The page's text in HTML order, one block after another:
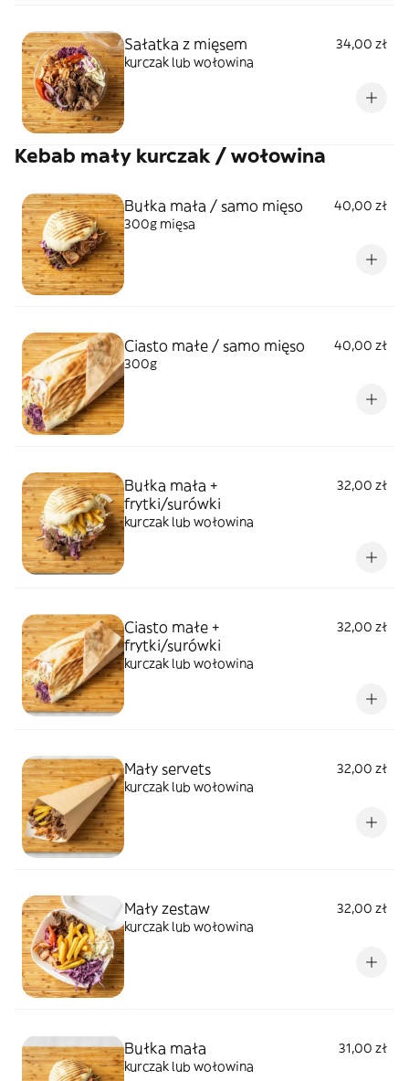
Sałatka z mięsem
34,00 zł
kurczak lub wołowina
Kebab mały kurczak / wołowina
Bułka mała / samo mięso
40,00 zł
300g mięsa
Ciasto małe / samo mięso
40,00 zł
300g
Bułka mała +
frytki/surówki
32,00 zł
kurczak lub wołowina
Ciasto małe +
frytki/surówki
32,00 zł
kurczak lub wołowina
Mały servets
32,00 zł
kurczak lub wołowina
Mały zestaw
32,00 zł
kurczak lub wołowina
Bułka mała
31,00 zł
kurczak lub wołowina